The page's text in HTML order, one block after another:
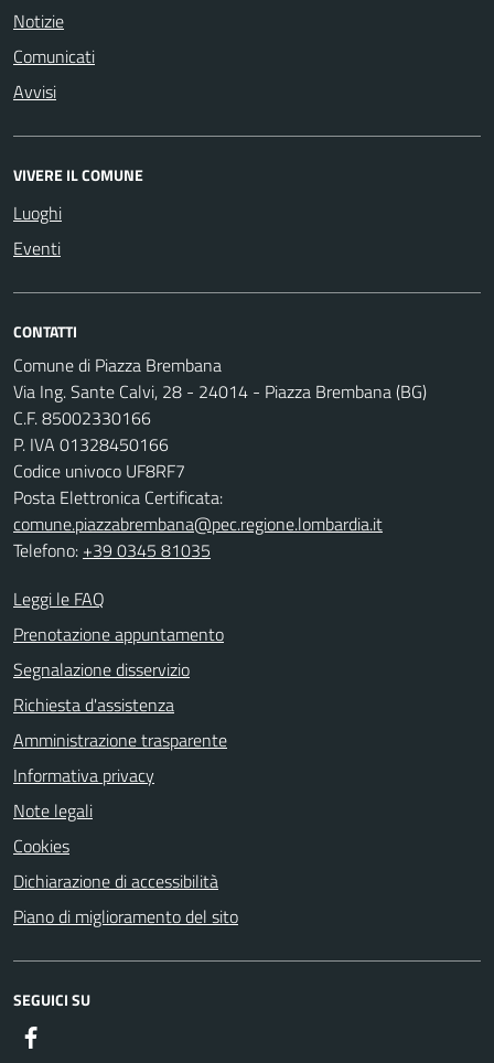
Notizie
Comunicati
Avvisi
VIVERE IL COMUNE
Luoghi
Eventi
CONTATTI
Comune di Piazza Brembana
Via Ing. Sante Calvi, 28 - 24014 - Piazza Brembana (BG)
C.F. 85002330166
P. IVA 01328450166
Codice univoco UF8RF7
Posta Elettronica Certificata:
comune.piazzabrembana@pec.regione.lombardia.it
Telefono: +39 0345 81035
Leggi le FAQ
Prenotazione appuntamento
Segnalazione disservizio
Richiesta d'assistenza
Amministrazione trasparente
Informativa privacy
Note legali
Cookies
Dichiarazione di accessibilità
Piano di miglioramento del sito
SEGUICI SU